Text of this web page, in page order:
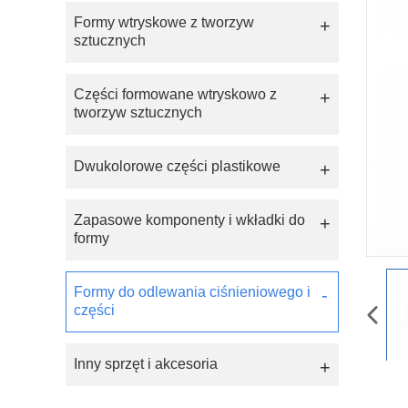
Formy wtryskowe z tworzyw
sztucznych
Części formowane wtryskowo z
tworzyw sztucznych
Dwukolorowe części plastikowe
Zapasowe komponenty i wkładki do
formy
Formy do odlewania ciśnieniowego i
części
Inny sprzęt i akcesoria